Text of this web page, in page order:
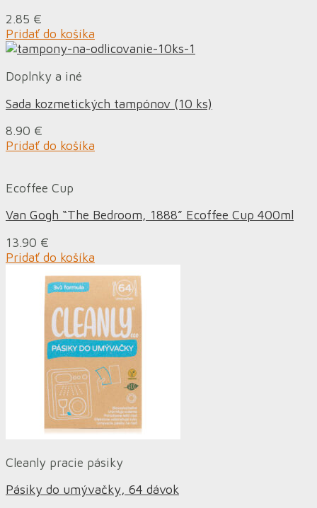
2.85 €
Pridať do košíka
Doplnky a iné
Sada kozmetických tampónov (10 ks)
8.90 €
Pridať do košíka
Ecoffee Cup
Van Gogh “The Bedroom, 1888” Ecoffee Cup 400ml
13.90 €
Pridať do košíka
Cleanly pracie pásiky
Pásiky do umývačky, 64 dávok